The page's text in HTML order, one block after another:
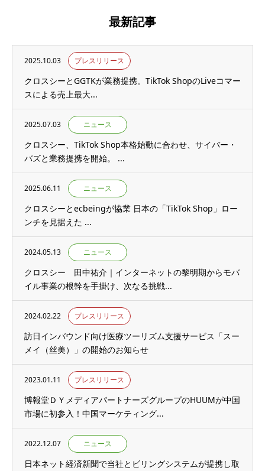
最新記事
2025.10.03 プレスリリース
クロスシーとGGTKが業務提携。TikTok ShopのLiveコマー
スによる売上最大...
2025.07.03 ニュース
クロスシー、TikTok Shop本格始動に合わせ、サイバー・
バズと業務提携を開始。 ...
2025.06.11 ニュース
クロスシーとecbeingが協業 日本の「TikTok Shop」ロー
ンチを見据えた ...
2024.05.13 ニュース
クロスシー 田中祐介｜インターネットの黎明期からモバ
イル事業の根幹を手掛け、次なる挑戦...
2024.02.22 プレスリリース
訪日インバウンド向け医療ツーリズム支援サービス「スー
メイ（丝美）」の開始のお知らせ
2023.01.11 プレスリリース
博報堂ＤＹメディアパートナーズグループのHUUMが中国
市場に初参入！中国マーケティング...
2022.12.07 ニュース
日本ネット経済新聞で当社とビリングシステムが提携し取